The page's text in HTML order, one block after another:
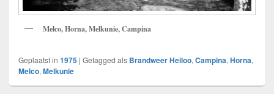
Melco, Horna, Melkunie, Campina
Geplaatst in 1975 | Getagged als Brandweer Heiloo,Campina,Horna,
Melco,Melkunie